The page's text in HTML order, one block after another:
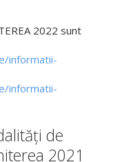
2022 sunt
informatii-
informatii-
de
2021